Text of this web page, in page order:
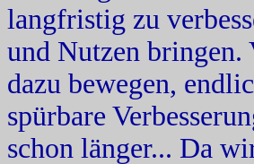
langfristig zu
und Nutzen bringen.
dazu bewegen,
spürbare
schon länger... Da